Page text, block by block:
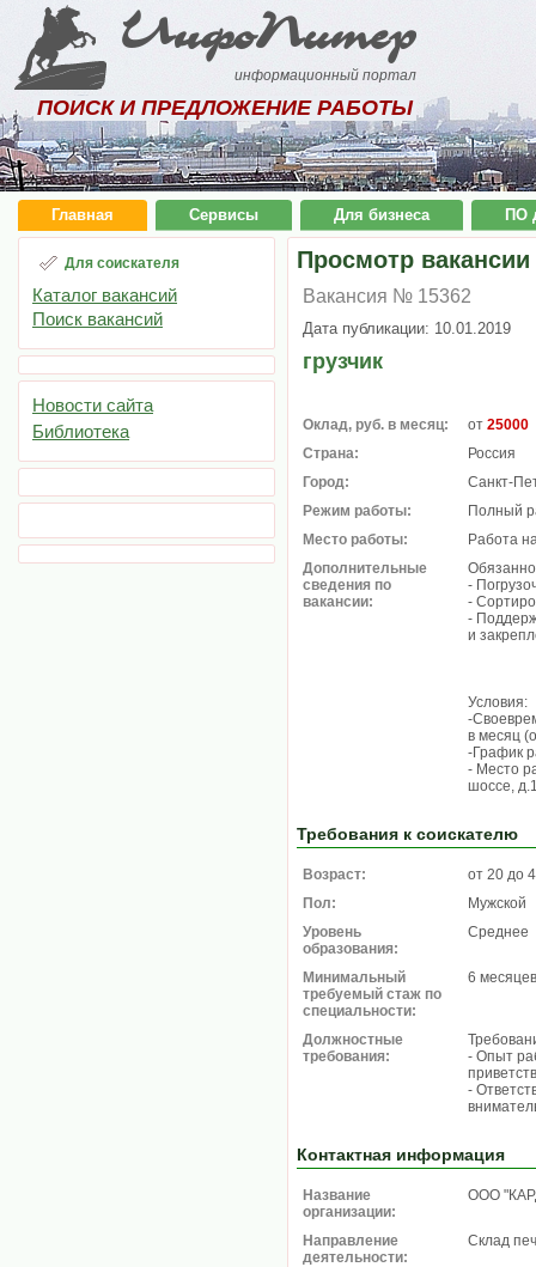
ИнфоПитер
информационный портал
ПОИСК И ПРЕДЛОЖЕНИЕ РАБОТЫ
Главная Сервисы Для бизнеса ПО
Для соискателя
Каталог вакансий
Поиск вакансий
Новости сайта
Библиотека
Просмотр вакансии
Вакансия № 15362
Дата публикации: 10.01.2019
грузчик
Оклад, руб. в месяц: от 25000
Страна:
Россия
Город:
Санкт-
Режим работы:
Полный
Место работы:
Работа
Дополнительные
сведения по
вакансии:
-
-
-
и
Условия:
-
в месяц
-График
- Место
шоссе,
Требования к соискателю
Возраст:
от 20 до
Пол:
Мужской
Уровень
образования:
Среднее
Минимальный
требуемый стаж по
специальности:
6 месяцев
Должностные
требования:
- Опыт
-
Контактная информация
Название
организации:
ООО
Направление
деятельности:
Склад